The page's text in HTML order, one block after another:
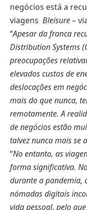
negócios está a
viagens Bleisure–
“Apesar da franca
Distribution Systems
preocupações
elevados custos de
deslocações em
mais do que nunca,
remotamente. A
de negócios estão
talvez nunca mais se
“No entanto, as
forma significativa.
durante a pandemia,
nómadas digitais
vida pessoal, pelo